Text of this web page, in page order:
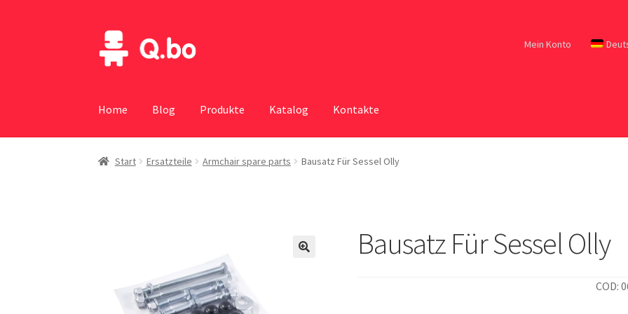
Skip
to
Skip
to
Mein Konto
Home Blog Produkte Katalog Kontakte
Start Ersatzteile Armchair spare parts Bausatz Für Sessel Olly
Bausatz Für Sessel Olly
COD: